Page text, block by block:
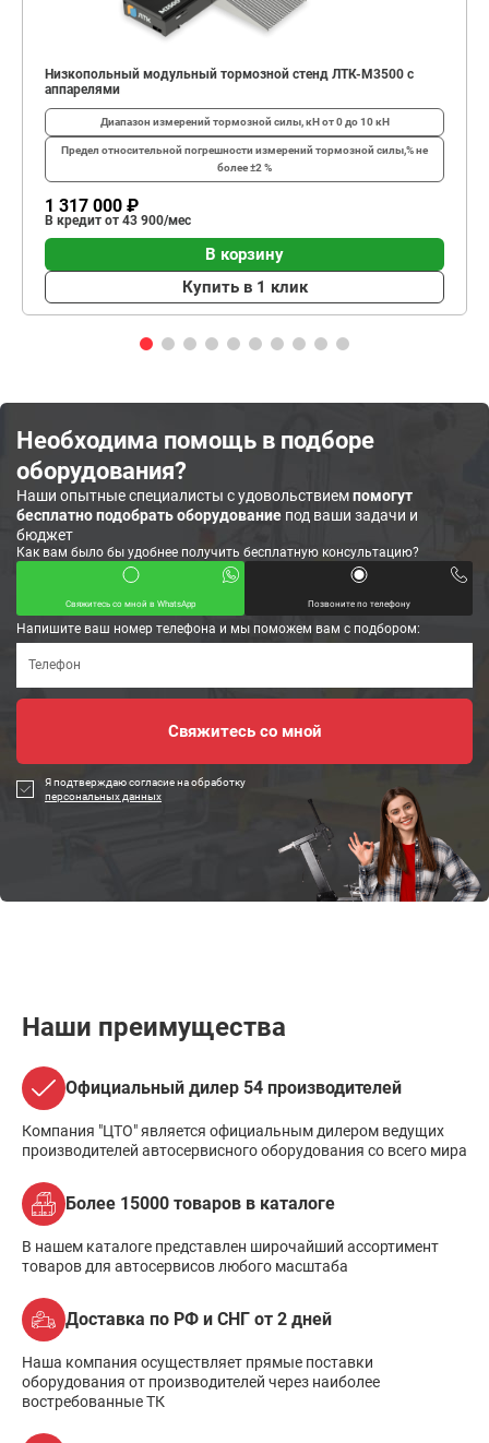
Низкопольный модульный тормозной стенд ЛТК-М3500 с
аппарелями
Диапазон измерений тормозной силы, кНот 0 до 10 кН
Предел относительной погрешности измерений тормозной силы,%не
более ±2 %
1 317 000 ₽
В кредит от 43 900/мес
В корзину
Купить в 1 клик
Необходима помощь в подборе
оборудования?
Наши опытные специалисты с удовольствиемпомогут
бесплатно подобрать оборудование под ваши задачи и
бюджет
Как вам было бы удобнее получить бесплатную консультацию?
Свяжитесь со мной в WhatsApp Позвоните по телефону
Напишите ваш номер телефона и мы поможем вам с подбором:
Я подтверждаю согласие на обработку
персональных данных
Наши преимущества
Официальный дилер 54 производителей
Компания "ЦТО" является официальным дилером ведущих
производителей автосервисного оборудования со всего мира
Более 15000 товаров в каталоге
В нашем каталоге представлен широчайший ассортимент
товаров для автосервисов любого масштаба
Доставка по РФ и СНГ от 2 дней
Наша компания осуществляет прямые поставки
оборудования от производителей через наиболее
востребованные ТК